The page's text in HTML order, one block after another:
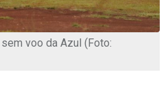
voo da Azul (Foto: